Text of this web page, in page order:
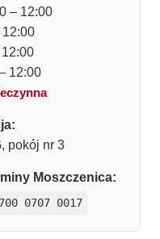
– 12:00
12:00
12:00
pokój nr 3
Moszczenica:
0707 0017